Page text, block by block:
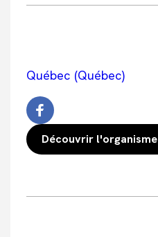
Québec (Québec)
Découvrir l'organisme